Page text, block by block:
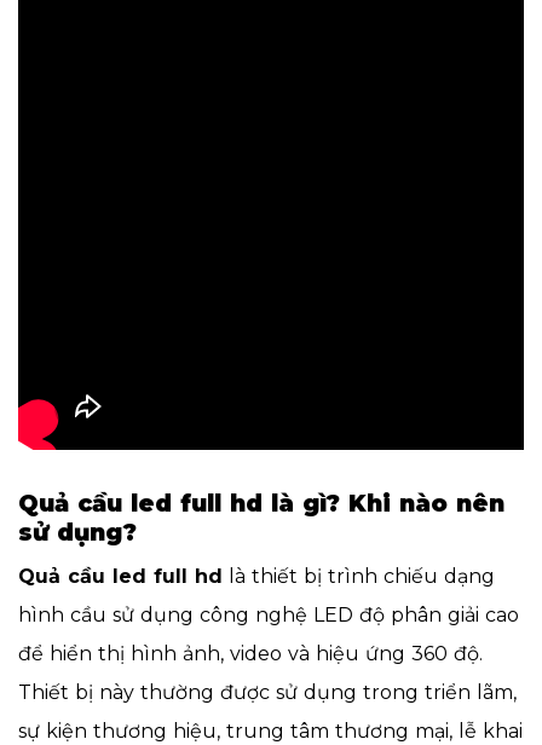
Quả cầu led full hd là gì? Khi nào nên
sử dụng?
Quả cầu led full hd
là thiết bị trình chiếu dạng
hình cầu sử dụng công nghệ LED độ phân giải cao
để hiển thị hình ảnh, video và hiệu ứng 360 độ.
Thiết bị này thường được sử dụng trong triển lãm,
sự kiện thương hiệu, trung tâm thương mại, lễ khai